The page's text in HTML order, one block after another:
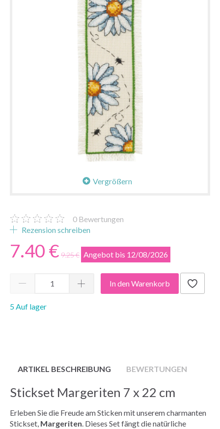
Vergrößern
0 Bewertungen
Rezension schreiben
7.40 € 9.25 € Angebot bis 12/08/2026
In den Warenkorb
5 Auf lager
ARTIKEL BESCHREIBUNG BEWERTUNGEN
Stickset Margeriten 7 x 22 cm
Erleben Sie die Freude am Sticken mit unserem charmanten
Stickset, Margeriten. Dieses Set fängt die natürliche